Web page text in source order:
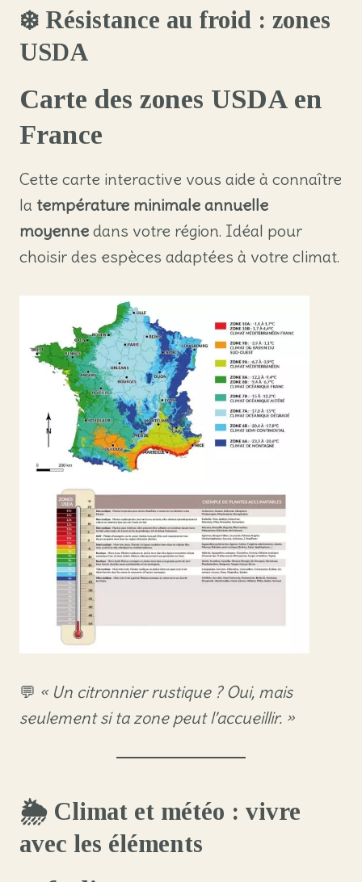
❄️ Résistance au froid : zones
USDA
Carte des zones USDA en
France
Cette carte interactive vous aide à connaître
la température minimale annuelle
moyenne dans votre région. Idéal pour
choisir des espèces adaptées à votre climat.
💬 « Un citronnier rustique ? Oui, mais
seulement si ta zone peut l’accueillir. »
🌦️ Climat et météo : vivre
avec les éléments